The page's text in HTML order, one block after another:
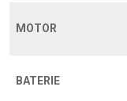
MOTOR
BATERIE